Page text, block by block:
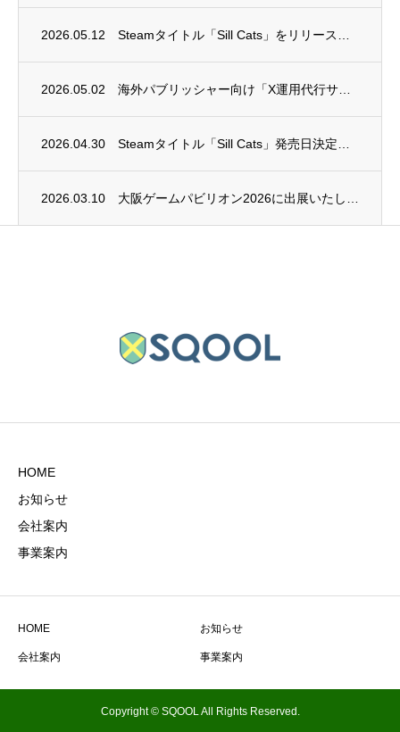
2026.05.12
2026.05.02
2026.04.30
2026.03.10
HOME
お知らせ
会社案内
事業案内
HOME お知らせ
会社案内 事業案内
Copyright © SQOOL All Rights Reserved.